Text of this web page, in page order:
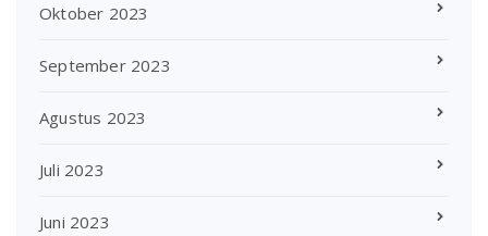
Oktober 2023
September 2023
Agustus 2023
Juli 2023
Juni 2023